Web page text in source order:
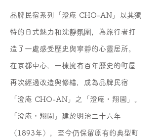
品牌民宿系列「澄庵 CHO-AN」以其獨
特的日式魅力和沈靜氛圍，為旅行者打
造了一處感受歷史與寧靜的心靈居所。
在京都中心，一棟擁有百年歷史的町屋
再次經過改造與修繕，成為品牌民宿
「澄庵 CHO-AN」之「澄庵・翔園」。
「澄庵・翔園」建於明治二十六年
（1893年），至今仍保留原有的典型町